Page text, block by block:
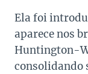
Ela foi
aparece nos
Huntington-
consolidando